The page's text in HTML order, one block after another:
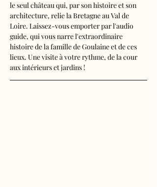
le seul château qui, par son histoire et son
architecture, relie la Bretagne au Val de
Loire. Laissez-vous emporter par l'audio
guide, qui vous narre l'extraordinaire
histoire de la famille de Goulaine et de ces
lieux. Une visite à votre rythme, de la cour
aux intérieurs et jardins !